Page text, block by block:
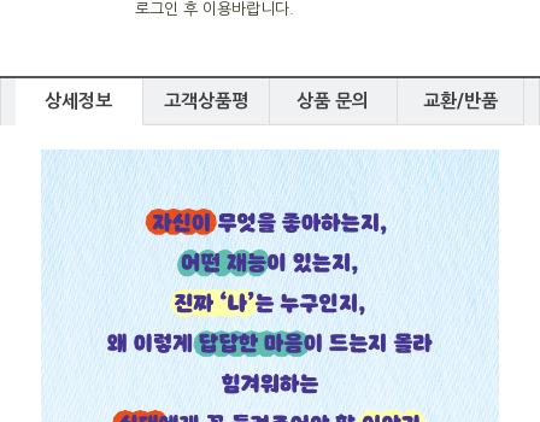
로그인 후 이용바랍니다.
상세정보 고객상품평 상품 문의 교환/반품